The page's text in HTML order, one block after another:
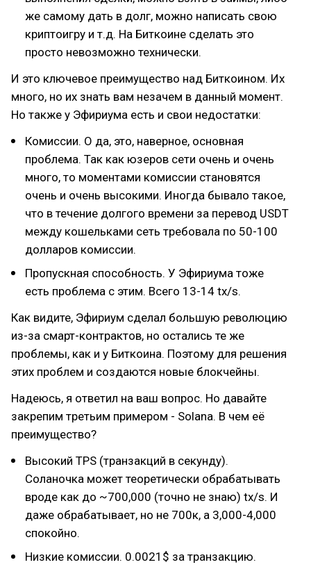
же самому дать в долг, можно написать свою
криптоигру и т.д. На Биткоине сделать это
просто невозможно технически.
И это ключевое преимущество над Биткоином. Их
много, но их знать вам незачем в данный момент.
Но также у Эфириума есть и свои недостатки:
Комиссии. О да, это, наверное, основная
проблема. Так как юзеров сети очень и очень
много, то моментами комиссии становятся
очень и очень высокими. Иногда бывало такое,
что в течение долгого времени за перевод USDT
между кошельками сеть требовала по 50-100
долларов комиссии.
Пропускная способность. У Эфириума тоже
есть проблема с этим. Всего 13-14 tx/s.
Как видите, Эфириум сделал большую революцию
из-за смарт-контрактов, но остались те же
проблемы, как и у Биткоина. Поэтому для решения
этих проблем и создаются новые блокчейны.
Надеюсь, я ответил на ваш вопрос. Но давайте
закрепим третьим примером - Solana. В чем её
преимущество?
Высокий TPS (транзакций в секунду).
Соланочка может теоретически обрабатывать
вроде как до ~700,000 (точно не знаю) tx/s. И
даже обрабатывает, но не 700к, а 3,000-4,000
спокойно.
Низкие комиссии. 0.0021$ за транзакцию.